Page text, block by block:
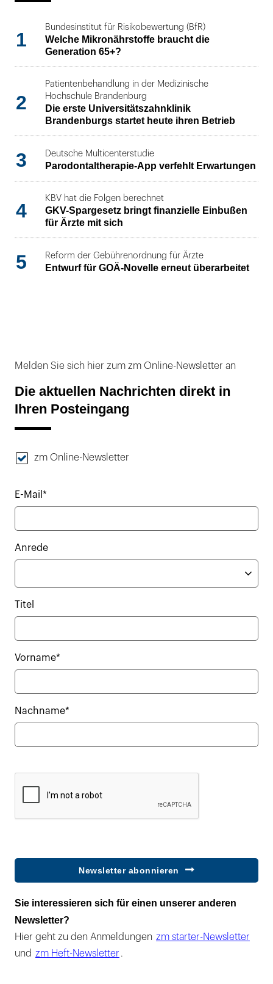
1
Bundesinstitut für Risikobewertung (BfR)
Welche Mikronährstoffe braucht die
Generation 65+?
2
Patientenbehandlung in der Medizinische
Hochschule Brandenburg
Die erste Universitätszahnklinik
Brandenburgs startet heute ihren Betrieb
3 Deutsche Multicenterstudie
Parodontaltherapie-App verfehlt Erwartungen
4
KBV hat die Folgen berechnet
GKV-Spargesetz bringt finanzielle Einbußen
für Ärzte mit sich
5 Reform der Gebührenordnung für Ärzte
Entwurf für GOÄ-Novelle erneut überarbeitet
Melden Sie sich hier zum zm Online-Newsletter an
Die aktuellen Nachrichten direkt in
Ihren Posteingang
zm Online-Newsletter
E-Mail*
Anrede
Titel
Vorname*
Nachname*
Newsletter abonnieren
Sie interessieren sich für einen unserer anderen
Newsletter?
Hier geht zu den Anmeldungen zm starter-Newsletter
und zm Heft-Newsletter .